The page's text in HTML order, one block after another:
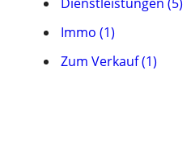
Immo (1)
Zum Verkauf (1)